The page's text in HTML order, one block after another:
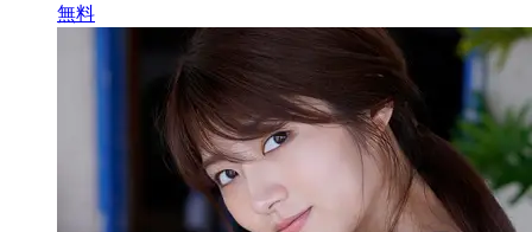
無料